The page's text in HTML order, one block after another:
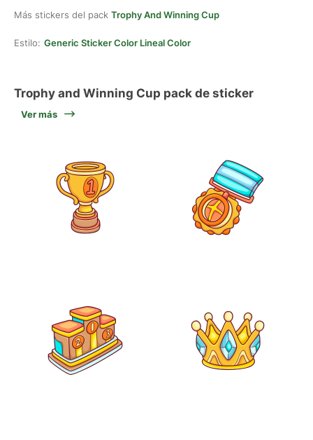
Más stickers del pack Trophy And Winning Cup
Estilo: Generic Sticker Color Lineal Color
Trophy and Winning Cup pack de sticker
Ver más